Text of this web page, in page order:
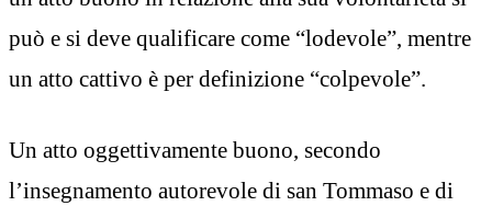
può e si deve qualificare come “lodevole”, mentre
un atto cattivo è per definizione “colpevole”.
Un atto oggettivamente buono, secondo
l’insegnamento autorevole di san Tommaso e di